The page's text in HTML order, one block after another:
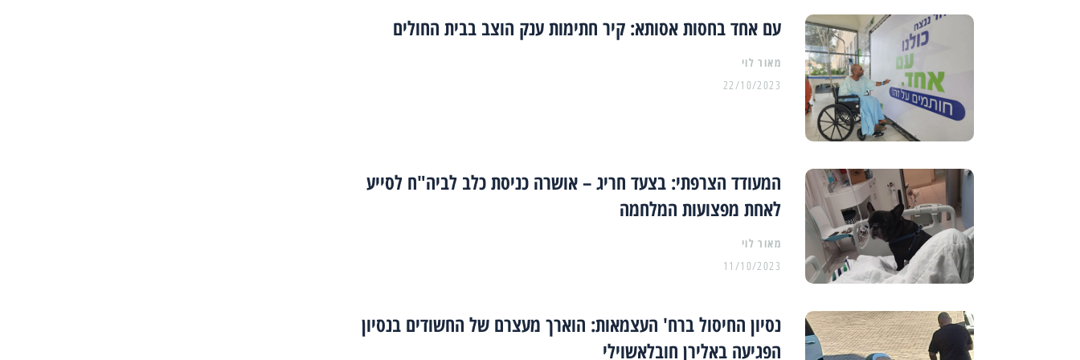
עם אחד בחסות אסותא: קיר חתימות ענק הוצב בבית החולים
מאור לוי
22/10/2023
המעודד הצרפתי: בצעד חריג – אושרה כניסת כלב לביה"ח לסייע
לאחת מפצועות המלחמה
מאור לוי
11/10/2023
נסיון החיסול ברח' העצמאות: הוארך מעצרם של החשודים בנסיון
הפגיעה באלירן חובלאשוילי